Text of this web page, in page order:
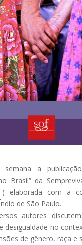
semana a
Brasil” da
elaborada com a
de São Paulo.
autores
desigualdade no
de gênero, raça e